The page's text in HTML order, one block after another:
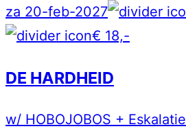
za 20-feb-2027
€ 18,-
DE HARDHEID
w/ HOBOJOBOS + Eskalatie